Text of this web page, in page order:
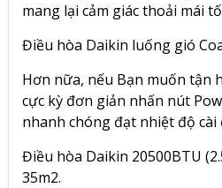
mang lại cảm giác thoải mái
Điều hòa Daikin luống gió
Hơn nữa, nếu Bạn muốn tận
cực kỳ đơn giản nhấn nút
nhanh chóng đạt nhiệt độ cài
Điều hòa Daikin 20500BTU
35m2.